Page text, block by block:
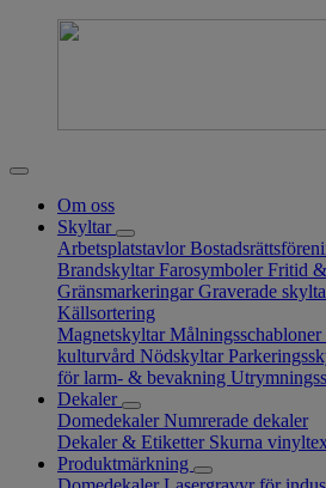
Om oss
Skyltar
Arbetsplatstavlor
Brandskyltar Farosymboler Fritid
Gränsmarkeringar Graverade
Källsortering
Magnetskyltar Målningsschabloner
kulturvård Nödskyltar
för larm- & bevakning
Dekaler
Domedekaler Numrerade dekaler
Dekaler & Etiketter Skurna
Produktmärkning